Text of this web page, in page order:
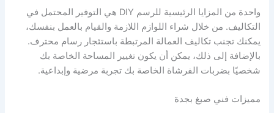
واحدة من المزايا الرئيسية للرسم DIY هي التوفير المحتمل في
التكاليف. من خلال شراء اللوازم اللازمة والقيام بالعمل بنفسك،
يمكنك تجنب تكاليف العمالة المرتبطة باستئجار رسام محترف.
بالإضافة إلى ذلك، يمكن أن يكون تغيير المساحة الخاصة بك
شخصيًا بضربات الفرشاة الخاصة بك تجربة مرضية وإبداعية.
مميزات فني صبغ بجدة